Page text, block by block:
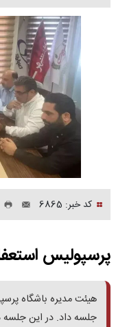
کد خبر: 6865
پرسپولیس
هیئت مدیره باشگاه
جلسه داد. در این جلسه